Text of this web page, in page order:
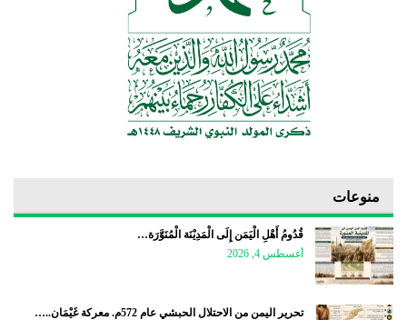
منوعات
قُدُومُ أَهْلِ الْيَمَن إِلَى الْمَدِيْنَة الْمُنَوَّرَة…
أغسطس 4, 2026
تحرير اليمن من الاحتلال الحبشي عام 572م. معركة غَيْمَان..…